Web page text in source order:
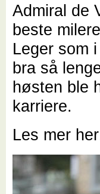
Admiral de
beste
Leger som
bra så
høsten ble
karriere.
Les mer